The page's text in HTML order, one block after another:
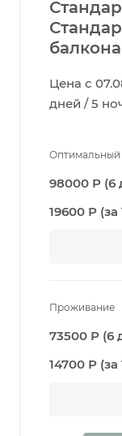
балкона
Цена с
дней / 5
Оптимальный
98000 Р (6
19600 Р (за
Проживание
73500 Р (6
14700 Р (за